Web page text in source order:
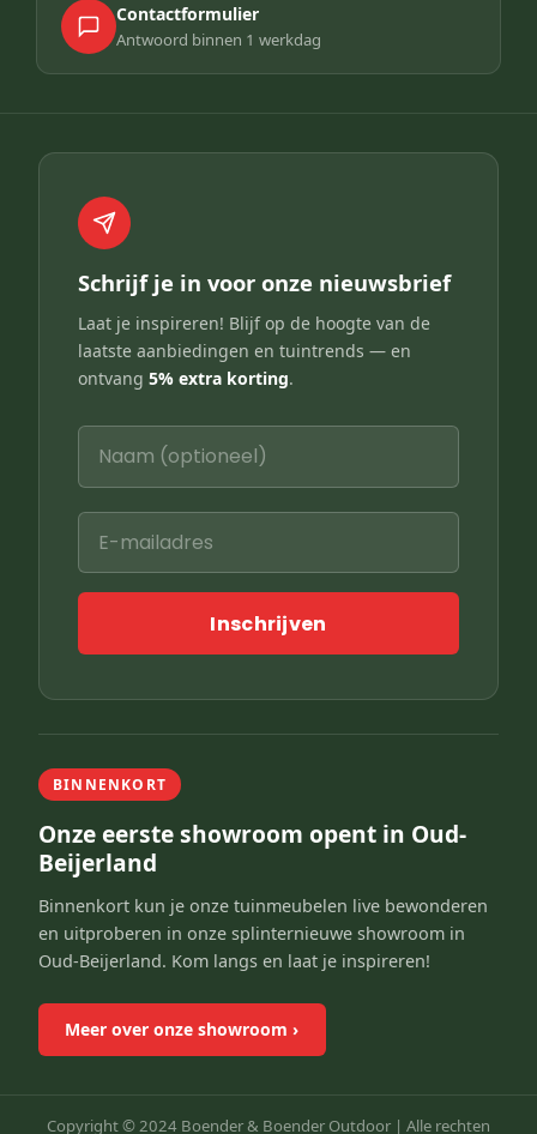
Contactformulier
Antwoord binnen 1 werkdag
Schrijf je in voor onze nieuwsbrief
Laat je inspireren! Blijf op de hoogte van de
laatste aanbiedingen en tuintrends — en
ontvang 5% extra korting.
Inschrijven
BINNENKORT
Onze eerste showroom opent in Oud-
Beijerland
Binnenkort kun je onze tuinmeubelen live bewonderen
en uitproberen in onze splinternieuwe showroom in
Oud-Beijerland. Kom langs en laat je inspireren!
Meer over onze showroom ›
Copyright © 2024 Boender & Boender Outdoor | Alle rechten